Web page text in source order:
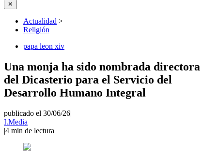
✕
Actualidad >
Religión
papa leon xiv
Una monja ha sido nombrada directora
del Dicasterio para el Servicio del
Desarrollo Humano Integral
publicado el 30/06/26|
I.Media
|4 min de lectura